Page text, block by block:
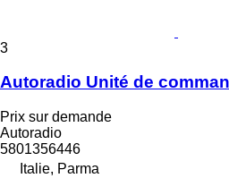
3
Autoradio Unité de
Prix sur demande
Autoradio
5801356446
Italie, Parma